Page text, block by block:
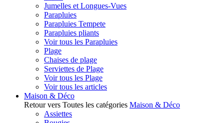
Jumelles et Longues-Vues
Parapluies
Parapluies Tempete
Parapluies pliants
Voir tous les Parapluies
Plage
Chaises de plage
Serviettes de Plage
Voir tous les Plage
Voir tous les articles
Maison & Déco
Retour vers Toutes les catégories Maison & Déco
Assiettes